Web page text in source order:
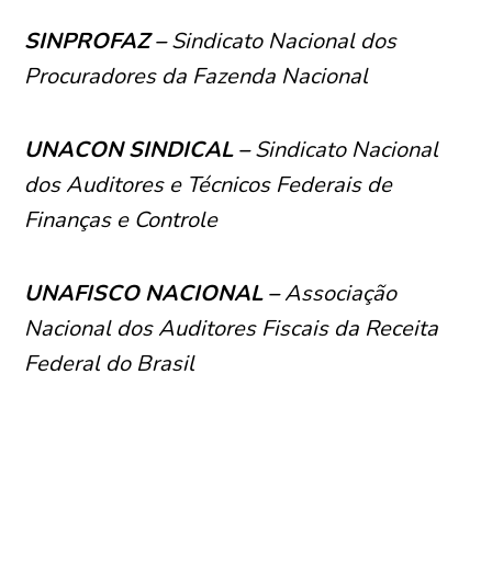
SINPROFAZ –Sindicato Nacional dos
Procuradores da Fazenda Nacional
UNACON SINDICAL –Sindicato Nacional
dos Auditores e Técnicos Federais de
Finanças e Controle
UNAFISCO NACIONAL –Associação
Nacional dos Auditores Fiscais da Receita
Federal do Brasil